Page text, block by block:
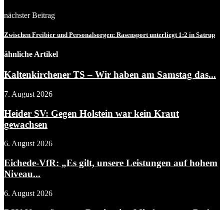
nächster Beitrag
Zwischen Freibier und Personalsorgen: Rasensport unterliegt 1:2 in Satrup
ähnliche Artikel
Kaltenkirchener TS – Wir haben am Samstag das...
7. August 2026
Heider SV: Gegen Holstein war kein Kraut
gewachsen
6. August 2026
Eichede-VfR: „Es gilt, unsere Leistungen auf hohem
Niveau...
6. August 2026